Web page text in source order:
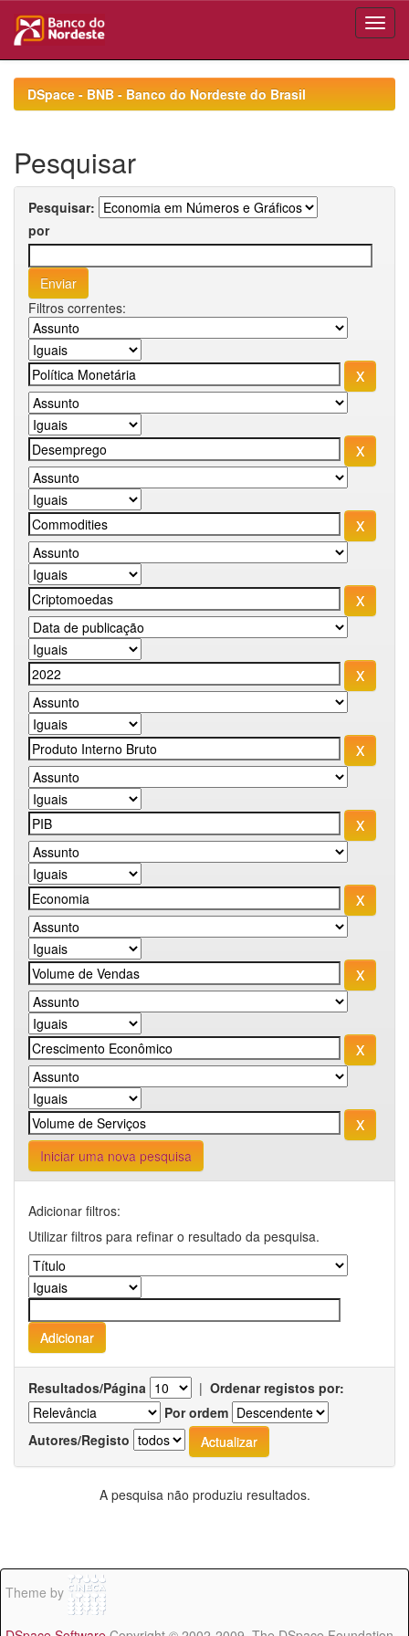
navigationDSpace - BNB - Banco do Nordeste do Brasil
Pesquisar
Pesquisar:
por
Filtros correntes:
Iniciar uma nova pesquisa
Adicionar filtros:
Utilizar filtros para refinar o resultado da pesquisa.
Resultados/Página | Ordenar registos por:
Por ordem
Autores/Registo
A pesquisa não produziu resultados.
Theme by